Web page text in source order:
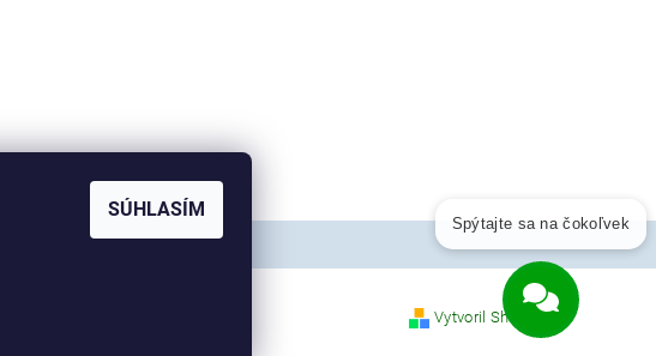
Vytvoril Shoptet
SÚHLASÍM
Spýtajte sa na čokoľvek
Odoslať